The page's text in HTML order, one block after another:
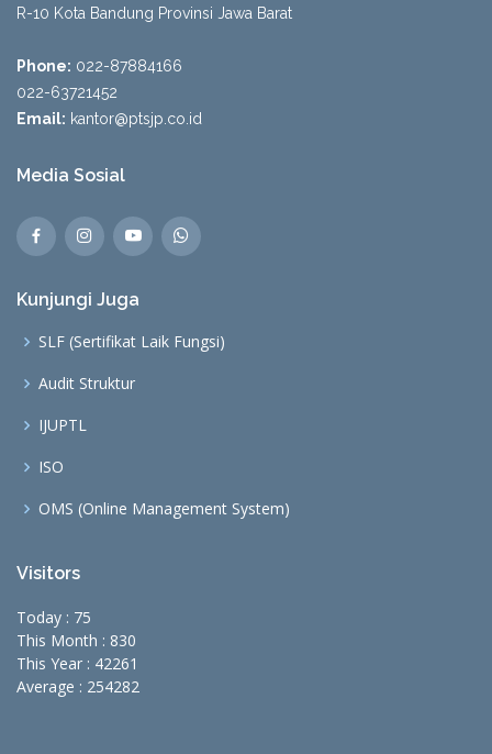
R-10 Kota Bandung Provinsi Jawa Barat
Phone: 022-87884166
022-63721452
Email: kantor@ptsjp.co.id
Media Sosial
Kunjungi Juga
SLF (Sertifikat Laik Fungsi)
Audit Struktur
IJUPTL
ISO
OMS (Online Management System)
Visitors
Today : 75
This Month : 830
This Year : 42261
Average : 254282